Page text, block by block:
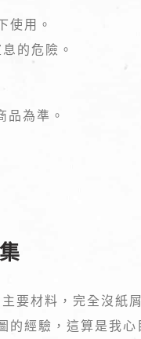
使用。
的危險。
為準。
要材料，完全沒紙
經驗，這算是我